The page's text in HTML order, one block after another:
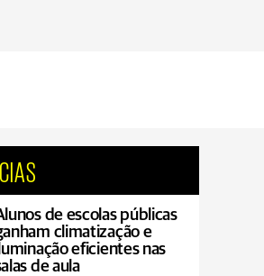
de escolas públicas
climatização e
eficientes nas
de aula